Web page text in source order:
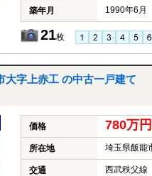
築年月 1990年6月
21枚
大字上赤工 の中古一戸建て
価格 780万円
所在地 埼玉県飯能
交通 西武秩父